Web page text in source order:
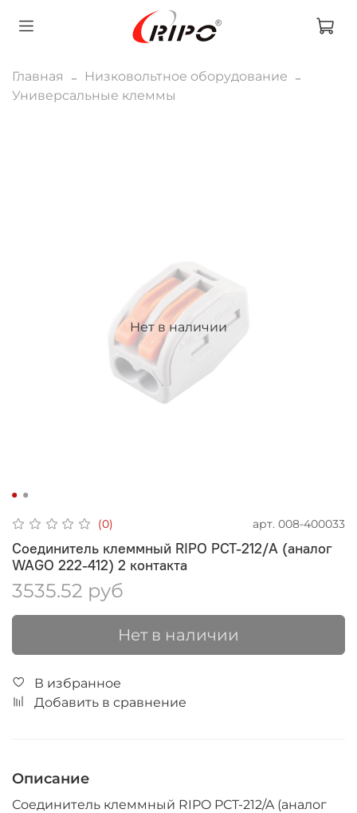
Главная
Низковольтное оборудование
Универсальные клеммы
Нет в наличии
(0) арт. 008-400033
Соединитель клеммный RIPO PCT-212/A (аналог
WAGO 222-412) 2 контакта
3535.52 руб
Нет в наличии
В избранное
Добавить в сравнение
Описание
Соединитель клеммный RIPO PCT-212/A (аналог